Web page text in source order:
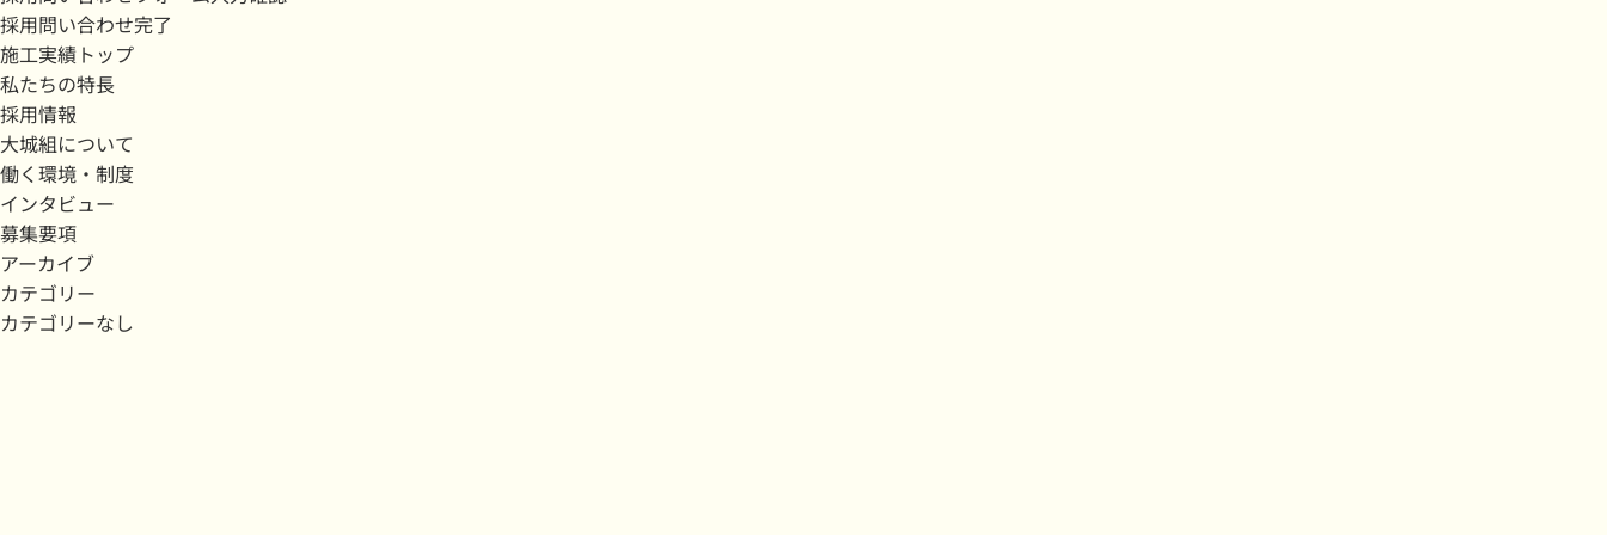
採用問い合わせ完了
施工実績トップ
私たちの特長
採用情報
大城組について
働く環境・制度
インタビュー
募集要項
アーカイブ
カテゴリー
カテゴリーなし